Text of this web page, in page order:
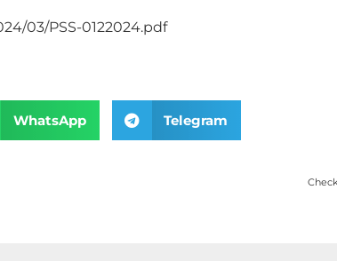
03/PSS-0122024.pdf
WhatsApp Telegram